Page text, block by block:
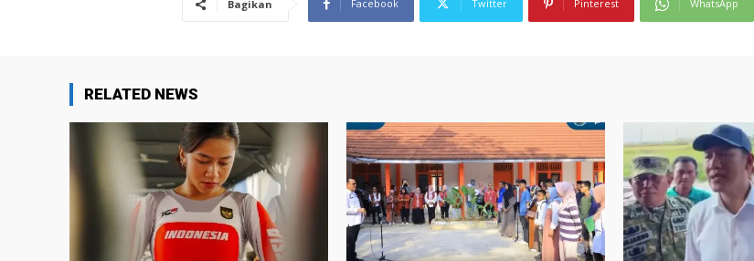
Bagikan Facebook Twitter Pinterest WhatsApp
RELATED NEWS